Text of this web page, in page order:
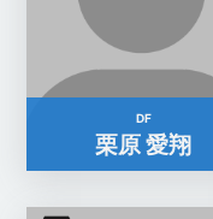
DF
栗原 愛翔